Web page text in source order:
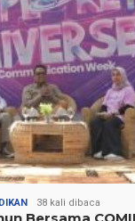
38 kali dibaca
Bersama